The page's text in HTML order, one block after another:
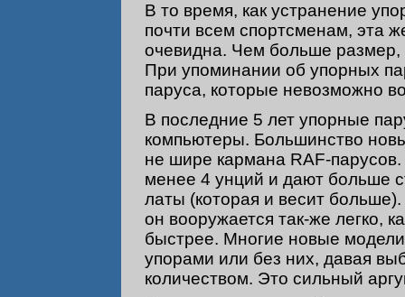
В то время, как устранение
почти всем спортсменам, эта
очевидна. Чем больше
При упоминании об упорных
паруса, которые невозможно
В последние 5 лет упорные
компьютеры. Большинство
не шире кармана RAF-
менее 4 унций и дают больше
латы (которая и весит
он вооружается так-же легко,
быстрее. Многие новые
упорами или без них, давая
количеством. Это сильный